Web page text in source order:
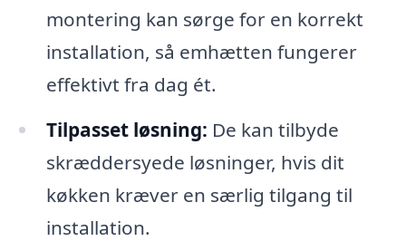
montering kan sørge for en korrekt
installation, så emhætten fungerer
effektivt fra dag ét.
Tilpasset løsning: De kan tilbyde
skræddersyede løsninger, hvis dit
køkken kræver en særlig tilgang til
installation.